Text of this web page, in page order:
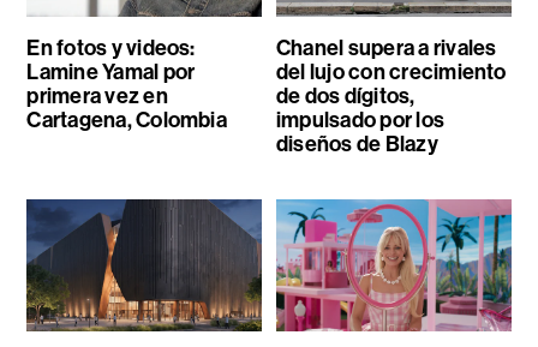
En fotos y videos:
Lamine Yamal por
primera vez en
Cartagena, Colombia
Chanel supera a rivales
del lujo con crecimiento
de dos dígitos,
impulsado por los
diseños de Blazy